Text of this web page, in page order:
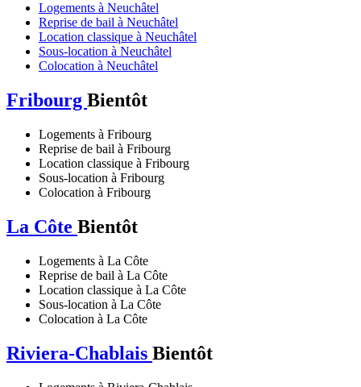
Logements à Neuchâtel
Reprise de bail à Neuchâtel
Location classique à Neuchâtel
Sous-location à Neuchâtel
Colocation à Neuchâtel
Fribourg Bientôt
Logements à Fribourg
Reprise de bail à Fribourg
Location classique à Fribourg
Sous-location à Fribourg
Colocation à Fribourg
La Côte Bientôt
Logements à La Côte
Reprise de bail à La Côte
Location classique à La Côte
Sous-location à La Côte
Colocation à La Côte
Riviera-Chablais Bientôt